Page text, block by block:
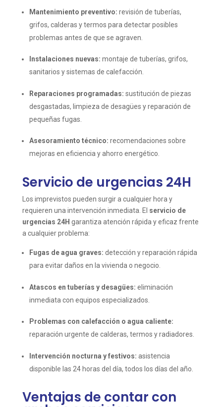
Mantenimiento preventivo: revisión de tuberías,
grifos, calderas y termos para detectar posibles
problemas antes de que se agraven.
Instalaciones nuevas: montaje de tuberías, grifos,
sanitarios y sistemas de calefacción.
Reparaciones programadas: sustitución de piezas
desgastadas, limpieza de desagües y reparación de
pequeñas fugas.
Asesoramiento técnico: recomendaciones sobre
mejoras en eficiencia y ahorro energético.
Servicio de urgencias 24H
Los imprevistos pueden surgir a cualquier hora y
requieren una intervención inmediata. El servicio de
urgencias 24H garantiza atención rápida y eficaz frente
a cualquier problema:
Fugas de agua graves: detección y reparación rápida
para evitar daños en la vivienda o negocio.
Atascos en tuberías y desagües: eliminación
inmediata con equipos especializados.
Problemas con calefacción o agua caliente:
reparación urgente de calderas, termos y radiadores.
Intervención nocturna y festivos: asistencia
disponible las 24 horas del día, todos los días del año.
Ventajas de contar con